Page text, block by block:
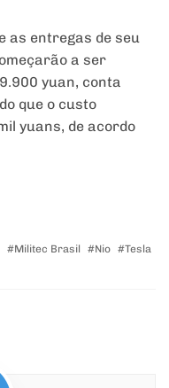
as entregas de seu
a ser
yuan, conta
que o custo
yuans, de acordo
Militec Brasil Nio
Tesla